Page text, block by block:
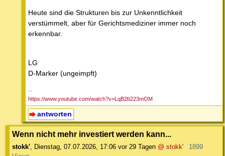
Heute sind die Strukturen bis zur Unkenntlichkeit
verstümmelt, aber für Gerichtsmediziner immer noch
erkennbar.
LG
D-Marker (ungeimpft)
--
https://www.youtube.com/watch?v=LqB2b223mOM
antworten
Wenn nicht mehr investiert werden kann...
stokk', Dienstag, 07.07.2026, 17:06 vor 29 Tagen @ stokk'
1899